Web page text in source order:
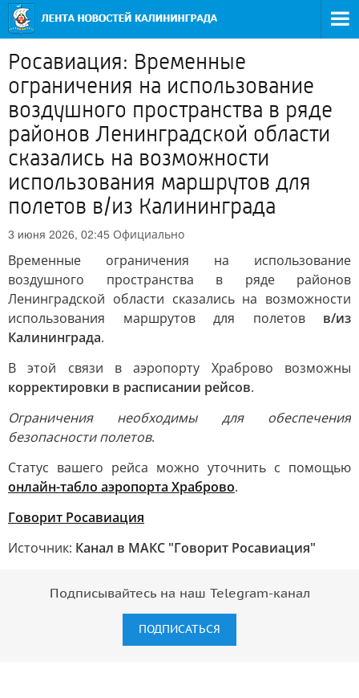
Росавиация: Временные
ограничения на использование
воздушного пространства в ряде
районов Ленинградской области
сказались на возможности
использования маршрутов для
полетов в/из Калининграда
3 июня 2026, 02:45 Официально
Временные ограничения на использование
воздушного пространства в ряде районов
Ленинградской области сказались на возможности
использования маршрутов для полетов в/из
Калининграда.
В этой связи в аэропорту Храброво возможны
корректировки в расписании рейсов.
Ограничения необходимы для обеспечения
безопасности полетов.
Статус вашего рейса можно уточнить с помощью
онлайн-табло аэропорта Храброво.
Говорит Росавиация
Источник: Канал в МАКС "Говорит Росавиация"
Подписывайтесь на наш Telegram-канал
ПОДПИСАТЬСЯ